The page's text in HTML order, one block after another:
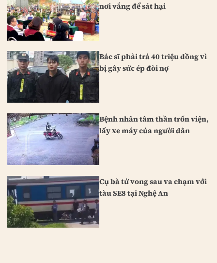
nơi vắng để sát hại
Bác sĩ phải trả 40 triệu đồng vì
bị gây sức ép đòi nợ
Bệnh nhân tâm thần trốn viện,
lấy xe máy của người dân
Cụ bà tử vong sau va chạm với
tàu SE8 tại Nghệ An